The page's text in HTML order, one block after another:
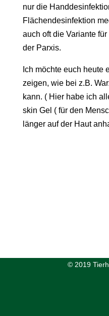
nur die
Flächendesinfektion
auch oft die Variante
der Parxis.
Ich möchte euch heute
zeigen, wie bei z.B.
kann. ( Hier habe ich
skin Gel ( für den
länger auf der Haut
© 2019